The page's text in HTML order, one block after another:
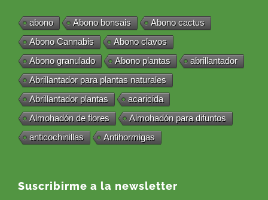
abono Abono bonsais
Abono cactus
Abono Cannabis
Abono clavos
Abono granulado
Abono plantas
abrillantador
Abrillantador para plantas naturales
Abrillantador plantas
acaricida
Almohadón de flores
Almohadón para difuntos
anticochinillas
Antihormigas
Suscribirme a la newsletter